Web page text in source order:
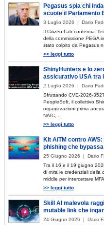
Pegasus spia chi
scuote il Parlamento
3 Luglio 2026 | Dario
Il Citizen Lab conferma:
della commissione PEGA
stato colpito da Pegasus
>> leggi tutto
ShinyHunters e lo
assicurativo USA tra
2 Luglio 2026 | Dario
Sfruttando CVE-2026-
PeopleSoft, il collettivo
organizzazioni prima
NAIC,...
>> leggi tutto
Kit AiTM contro
phishing che bypassa
25 Giugno 2026 | Dario
Tra il 16 e il 19 giugno
di mira le credenziali della
middle per intercettare
>> leggi tutto
Skill AI malevola
mutable link che
24 Giugno 2026 | Dario